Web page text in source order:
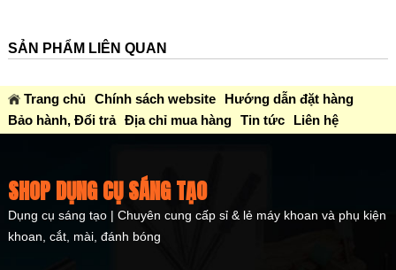
SẢN PHẨM LIÊN QUAN
Trang chủ Chính sách website
Hướng dẫn đặt hàng
Bảo hành, Đổi trả Địa chỉ mua hàng Tin tức Liên hệ
SHOP DỤNG CỤ SÁNG TẠO
Dụng cụ sáng tạo | Chuyên cung cấp sỉ & lẻ máy khoan và phụ kiện
khoan, cắt, mài, đánh bóng